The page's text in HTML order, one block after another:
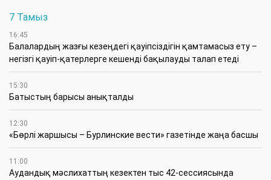
7 Тамыз
16:45
Балалардың жазғы кезеңдегі қауіпсіздігін қамтамасыз ету –
негізгі қауіп-қатерлерге кешенді бақылауды талап етеді
15:30
Батыстың барысы анықталды
12:30
«Бөрлі жаршысы – Бурлинские вести» газетінде жаңа басшы
11:00
Аудандық мәслихаттың кезектен тыс 42-сессиясында